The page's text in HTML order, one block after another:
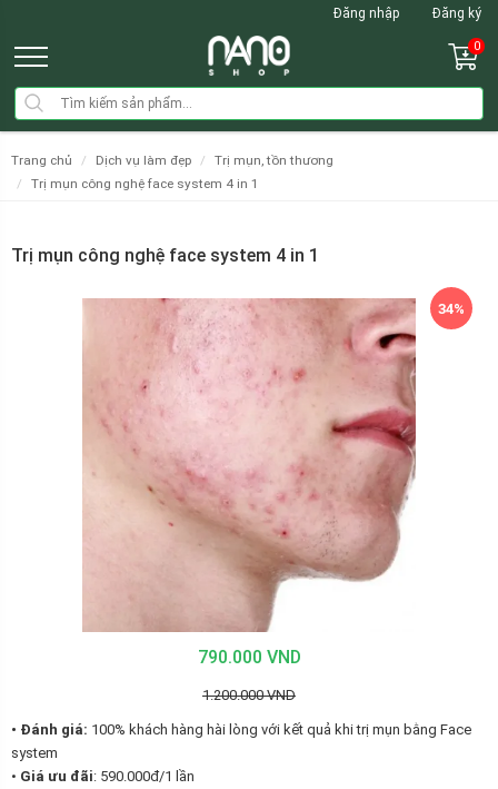
Đăng nhập Đăng ký
0
trang chủ dịch vụ làm đẹp
trị mụn, tồn thương
trị mụn công nghệ face system 4 in 1
Trị mụn công nghệ face system 4 in 1
34%
790.000 VND
1.200.000 VND
• Đánh giá: 100% khách hàng hài lòng với kết quả khi trị mụn bằng Face
system
• Giá ưu đãi: 590.000đ/1 lần